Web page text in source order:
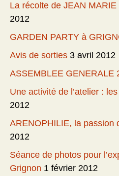
La récolte de JEAN
2012
GARDEN PARTY à
Avis de sorties 3 avril 2012
ASSEMBLEE GENERALE
Une activité de l’atelier :
2012
ARENOPHILIE, la passion
2012
Séance de photos pour
Grignon 1 février 2012